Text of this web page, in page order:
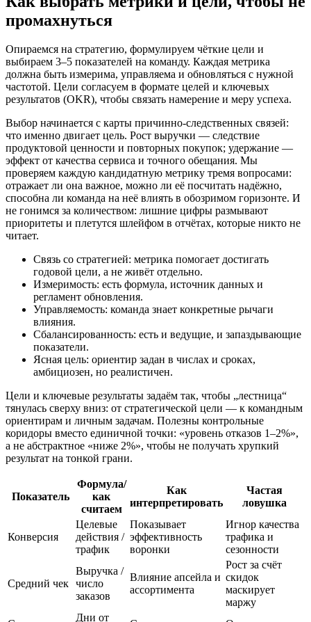
промахнуться
Опираемся на стратегию, формулируем чёткие цели и
выбираем 3–5 показателей на команду. Каждая метрика
должна быть измерима, управляема и обновляться с нужной
частотой. Цели согласуем в формате целей и ключевых
результатов (OKR), чтобы связать намерение и меру успеха.
Выбор начинается с карты причинно-следственных связей:
что именно двигает цель. Рост выручки — следствие
продуктовой ценности и повторных покупок; удержание —
эффект от качества сервиса и точного обещания. Мы
проверяем каждую кандидатную метрику тремя вопросами:
отражает ли она важное, можно ли её посчитать надёжно,
способна ли команда на неё влиять в обозримом горизонте. И
не гонимся за количеством: лишние цифры размывают
приоритеты и плетутся шлейфом в отчётах, которые никто не
читает.
Связь со стратегией: метрика помогает достигать
годовой цели, а не живёт отдельно.
Измеримость: есть формула, источник данных и
регламент обновления.
Управляемость: команда знает конкретные рычаги
влияния.
Сбалансированность: есть и ведущие, и запаздывающие
показатели.
Ясная цель: ориентир задан в числах и сроках,
амбициозен, но реалистичен.
Цели и ключевые результаты задаём так, чтобы „лестница“
тянулась сверху вниз: от стратегической цели — к командным
ориентирам и личным задачам. Полезны контрольные
коридоры вместо единичной точки: «уровень отказов 1–2%»,
а не абстрактное «ниже 2%», чтобы не получать хрупкий
результат на тонкой грани.
Показатель
Формула/
как
считаем
Как
интерпретировать
Частая
ловушка
Конверсия
Целевые
действия /
трафик
Показывает
эффективность
воронки
Игнор качества
трафика и
сезонности
Средний чек
Выручка /
число
заказов
Влияние апсейла и
ассортимента
Рост за счёт
скидок
маскирует
маржу
Дни от